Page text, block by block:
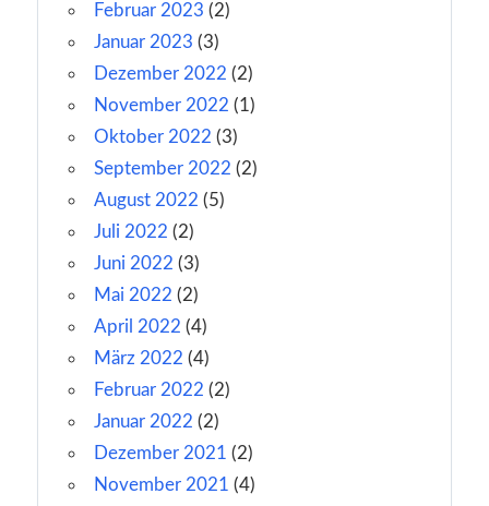
Februar 2023 (2)
Januar 2023 (3)
Dezember 2022 (2)
November 2022 (1)
Oktober 2022 (3)
September 2022 (2)
August 2022 (5)
Juli 2022 (2)
Juni 2022 (3)
Mai 2022 (2)
April 2022 (4)
März 2022 (4)
Februar 2022 (2)
Januar 2022 (2)
Dezember 2021 (2)
November 2021 (4)